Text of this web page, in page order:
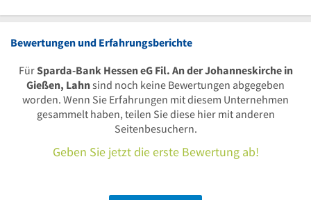
Bewertungen und Erfahrungsberichte
FürSparda-Bank Hessen eG Fil. An der Johanneskirche in
Gießen, Lahnsind noch keine Bewertungen abgegeben
worden. Wenn Sie Erfahrungen mit diesem Unternehmen
gesammelt haben, teilen Sie diese hier mit anderen
Seitenbesuchern.
Geben Sie jetzt die erste Bewertung ab!